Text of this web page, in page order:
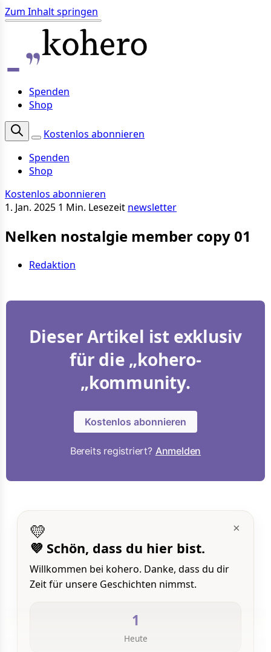
Zum Inhalt springen
Spenden
Shop
Kostenlos abonnieren
Spenden
Shop
Kostenlos abonnieren
1. Jan. 2025 1 Min. Lesezeit newsletter
Nelken nostalgie member copy 01
Redaktion
Dieser Artikel ist exklusiv
für die „kohero-
„kommunity.
Kostenlos abonnieren
Bereits registriert? Anmelden
×
💛
💜 Schön, dass du hier bist.
Willkommen bei kohero. Danke, dass du dir
Zeit für unsere Geschichten nimmst.
1
Heute